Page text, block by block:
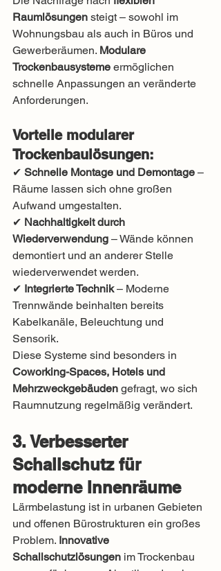
Raumlösungen steigt – sowohl im
Wohnungsbau als auch in Büros und
Gewerberäumen. Modulare
Trockenbausysteme ermöglichen
schnelle Anpassungen an veränderte
Anforderungen.
Vorteile modularer
Trockenbaulösungen:
✔ Schnelle Montage und Demontage –
Räume lassen sich ohne großen
Aufwand umgestalten.
✔ Nachhaltigkeit durch
Wiederverwendung – Wände können
demontiert und an anderer Stelle
wiederverwendet werden.
✔ Integrierte Technik – Moderne
Trennwände beinhalten bereits
Kabelkanäle, Beleuchtung und
Sensorik.
Diese Systeme sind besonders in
Coworking-Spaces, Hotels und
Mehrzweckgebäuden gefragt, wo sich
Raumnutzung regelmäßig verändert.
3. Verbesserter
Schallschutz für
moderne Innenräume
Lärmbelastung ist in urbanen Gebieten
und offenen Bürostrukturen ein großes
Problem. Innovative
Schallschutzlösungen im Trockenbau